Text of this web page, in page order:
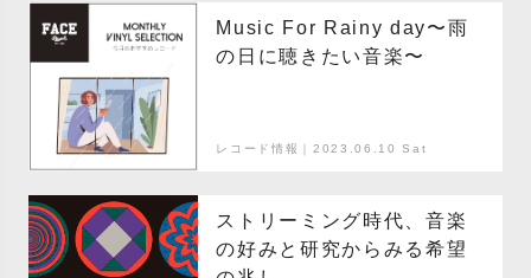
Music For Rainy day〜雨
の日に聴きたい音楽〜
レコード情報｜2023.06.10 Sat
ストリーミング時代、音楽
の好みと研究からみる希望